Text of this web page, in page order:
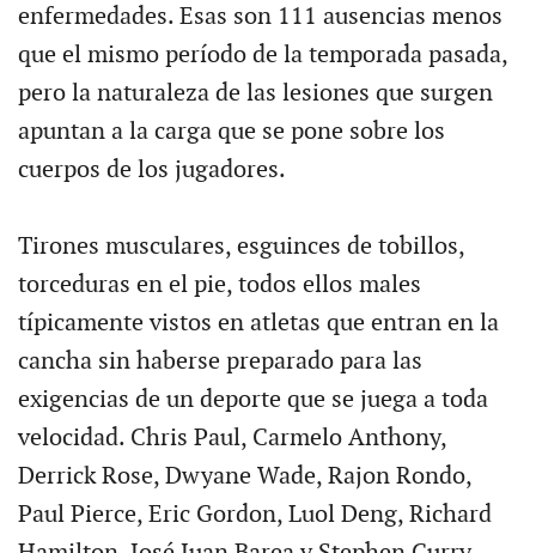
enfermedades. Esas son 111 ausencias menos
que el mismo período de la temporada pasada,
pero la naturaleza de las lesiones que surgen
apuntan a la carga que se pone sobre los
cuerpos de los jugadores.
Tirones musculares, esguinces de tobillos,
torceduras en el pie, todos ellos males
típicamente vistos en atletas que entran en la
cancha sin haberse preparado para las
exigencias de un deporte que se juega a toda
velocidad. Chris Paul, Carmelo Anthony,
Derrick Rose, Dwyane Wade, Rajon Rondo,
Paul Pierce, Eric Gordon, Luol Deng, Richard